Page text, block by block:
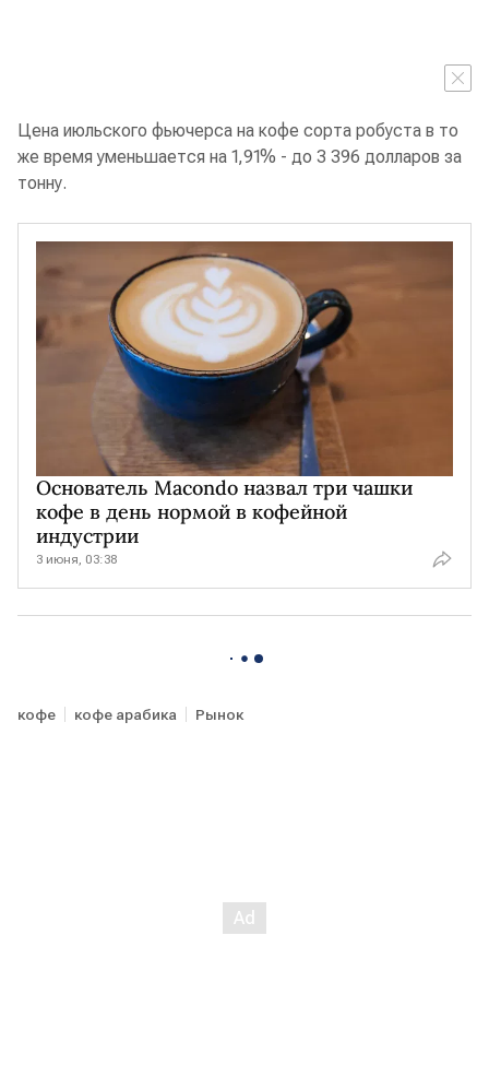
Цена июльского фьючерса на кофе сорта робуста в то
же время уменьшается на 1,91% - до 3 396 долларов за
тонну.
Основатель Macondo назвал три чашки
кофе в день нормой в кофейной
индустрии
3 июня, 03:38
кофе кофе арабика Рынок